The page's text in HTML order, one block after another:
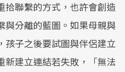
拾聯繫的方式，也許會創造
與分離的藍圖。如果母親與
孩子之後要試圖與伴侶建立
新建立連結若失敗，「無法